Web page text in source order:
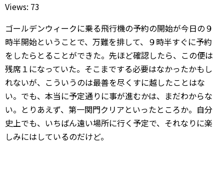
Views: 73
ゴールデンウィークに乗る飛行機の予約の開始が今日の９
時半開始ということで、万難を排して、９時半すぐに予約
をしたらとることができた。先ほど確認したら、この便は
残席１になっていた。そこまでする必要はなかったかもし
れないが、こういうのは最善を尽くすに越したことはな
い。でも、本当に予定通りに事が進むかは、まだわからな
い。とりあえず、第一関門クリアといったところか。自分
史上でも、いちばん遠い場所に行く予定で、それなりに楽
しみにはしているのだけど。